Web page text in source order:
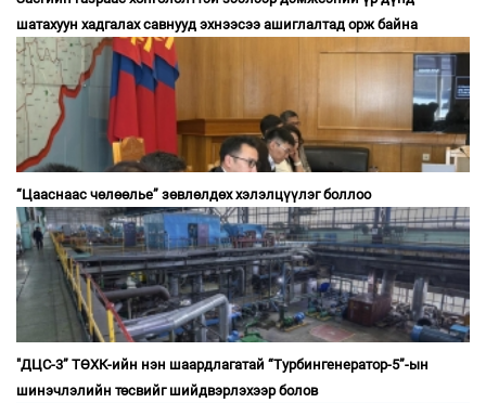
шатахуун хадгалах савнууд эхнээсээ ашиглалтад орж байна
“Цааснаас чөлөөлье” зөвлөлдөх хэлэлцүүлэг боллоо
"ДЦС-3” ТӨХК-ийн нэн шаардлагатай “Турбингенератор-5”-ын
шинэчлэлийн төсвийг шийдвэрлэхээр болов